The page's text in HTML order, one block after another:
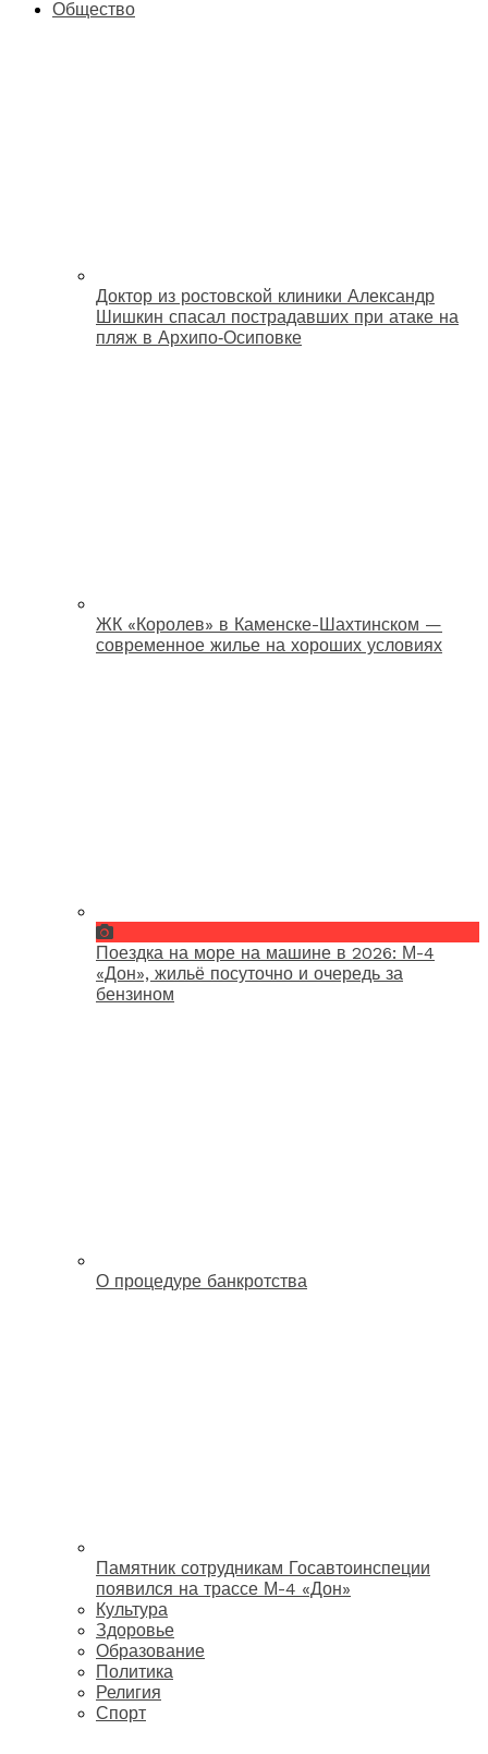
Общество
Доктор из ростовской клиники Александр
Шишкин спасал пострадавших при атаке на
пляж в Архипо‑Осиповке
ЖК «Королев» в Каменске-Шахтинском —
современное жилье на хороших условиях
Поездка на море на машине в 2026: М-4
«Дон», жильё посуточно и очередь за
бензином
О процедуре банкротства
Памятник сотрудникам Госавтоинспеции
появился на трассе М-4 «Дон»
Культура
Здоровье
Образование
Политика
Религия
Спорт